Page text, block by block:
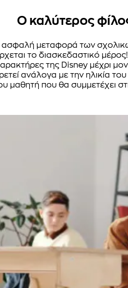
Ο καλύτερος
ασφαλή μεταφορά των
το διασκεδαστικό
της Disney μέχρι
ανάλογα με την ηλικία
μαθητή που θα συμμετέχει